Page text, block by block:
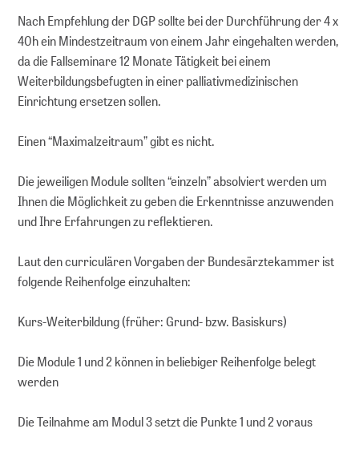
Nach Empfehlung der DGP sollte bei der Durchführung der 4 x
40h ein Mindestzeitraum von einem Jahr eingehalten werden,
da die Fallseminare 12 Monate Tätigkeit bei einem
Weiterbildungsbefugten in einer palliativmedizinischen
Einrichtung ersetzen sollen.
Einen “Maximalzeitraum” gibt es nicht.
Die jeweiligen Module sollten “einzeln” absolviert werden um
Ihnen die Möglichkeit zu geben die Erkenntnisse anzuwenden
und Ihre Erfahrungen zu reflektieren.
Laut den curriculären Vorgaben der Bundesärztekammer ist
folgende Reihenfolge einzuhalten:
Kurs-Weiterbildung (früher: Grund- bzw. Basiskurs)
Die Module 1 und 2 können in beliebiger Reihenfolge belegt
werden
Die Teilnahme am Modul 3 setzt die Punkte 1 und 2 voraus